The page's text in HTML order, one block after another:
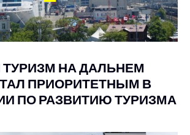
НА ДАЛЬНЕМ
ПРИОРИТЕТНЫМ В
ПО РАЗВИТИЮ ТУРИЗМА